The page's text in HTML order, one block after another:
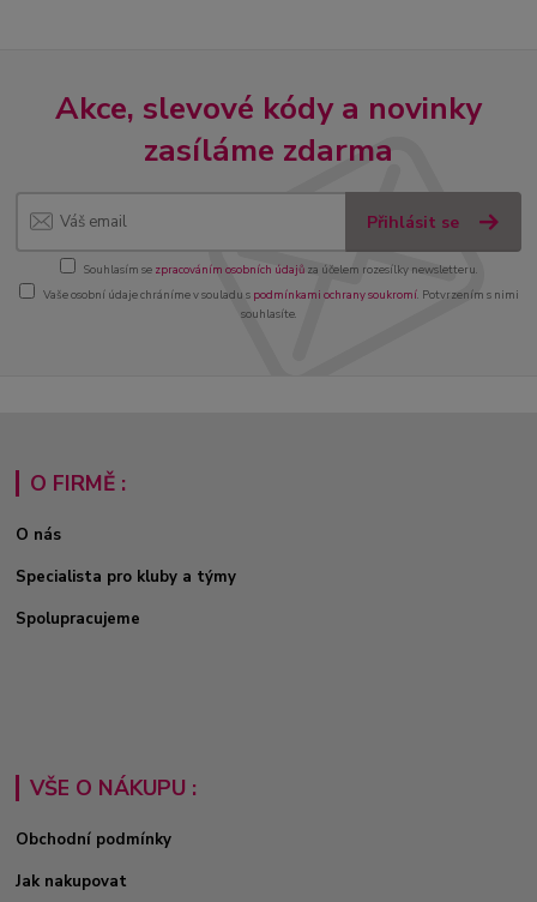
Akce, slevové kódy a novinky
zasíláme zdarma
Přihlásit se
Souhlasím se zpracováním osobních údajůza účelem rozesílky newsletteru.
Vaše osobní údaje chráníme v souladu s podmínkami ochrany soukromí. Potvrzením s nimi
souhlasíte.
O FIRMĚ :
O nás
Specialista pro kluby a týmy
Spolupracujeme
VŠE O NÁKUPU :
Obchodní podmínky
Jak nakupovat